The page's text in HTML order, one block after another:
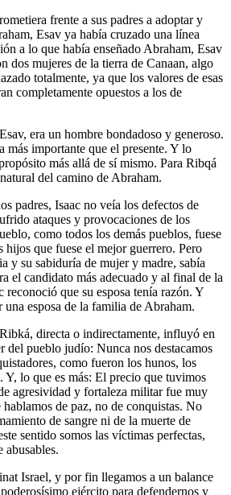
frente a sus padres a adoptar y
Esav ya había cruzado una línea
a lo que había enseñado Abraham, Esav
dos mujeres de la tierra de Canaan, algo
totalmente, ya que los valores de esas
completamente opuestos a los de
era un hombre bondadoso y generoso.
más importante que el presente. Y lo
más allá de sí mismo. Para Ribqá
del camino de Abraham.
padres, Isaac no veía los defectos de
ataques y provocaciones de los
como todos los demás pueblos, fuese
hijos que fuese el mejor guerrero. Pero
y su sabiduría de mujer y madre, sabía
el candidato más adecuado y al final de la
reconoció que su esposa tenía razón. Y
una esposa de la familia de Abraham.
directa o indirectamente, influyó en
del pueblo judío: Nunca nos destacamos
como fueron los hunos, los
lo que es más: El precio que tuvimos
agresividad y fortaleza militar fue muy
de paz, no de conquistas. No
de sangre ni de la muerte de
sentido somos las víctimas perfectas,
abusables.
Israel, y por fin llegamos a un balance
ejército para defendernos y